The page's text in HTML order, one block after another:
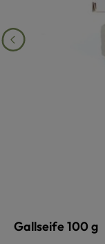
Gallseife 100 g